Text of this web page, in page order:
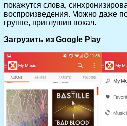
покажутся слова,
воспроизведения. Можно даже
группе, приглушив вокал.
Загрузить из Google Play